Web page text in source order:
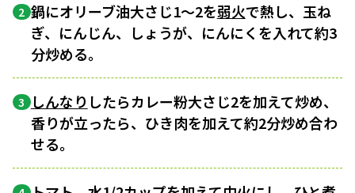
2 鍋にオリーブ油大さじ1～2を弱火で熱し、玉ね
ぎ、にんじん、しょうが、にんにくを入れて約3
分炒める。
3 しんなり したらカレー粉大さじ2を加えて炒め、
香りが立ったら、ひき肉を加えて約2分炒め合わ
せる。